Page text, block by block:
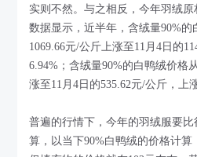
实则不然。与之相反，今年羽绒
数据显示，近半年，含绒量90%的
1069.66元/公斤上涨至11月4日的
6.94%；含绒量90%的白鸭绒价格
涨至11月4日的535.62元/公斤，上
普遍的行情下，今年的羽绒服要
算，以当下90%白鸭绒的价格计算